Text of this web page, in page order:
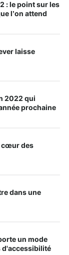
: le point sur les
l’on attend
laisse
2022 qui
prochaine
cœur des
dans une
un mode
d'accessibilité